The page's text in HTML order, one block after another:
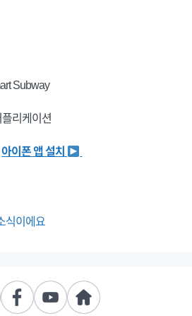
Subway
리케이션
아이폰 앱 설치
식이에요